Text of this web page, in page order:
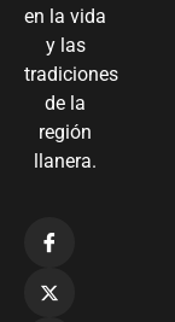
en la vida
y las
tradiciones
de la
región
llanera.